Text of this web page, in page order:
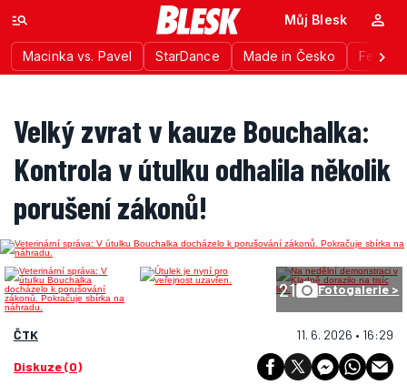
Macinka vs. Pavel StarDance Made in Česko
Můj Blesk
Velký zvrat v kauze Bouchalka:
Kontrola v útulku odhalila několik
porušení zákonů!
21 Fotogalerie >
ČTK 11. 6. 2026 • 16:29
Diskuze (0)